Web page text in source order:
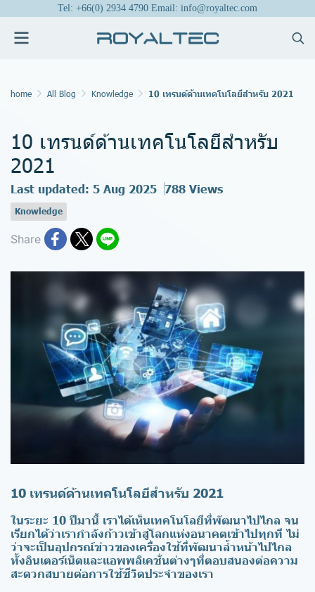
Tel: +66(0) 2934 4790 Email: info@royaltec.com
home All Blog Knowledge 10 เทรนด์ด้านเทคโนโลยีสำหรับ 2021
10 เทรนด์ด้านเทคโนโลยีสำหรับ
2021
Last updated: 5 Aug 2025 788 Views
Knowledge
Share
10 เทรนด์ด้านเทคโนโลยีสำหรับ 2021
ในระยะ 10 ปีมานี้ เราได้เห็นเทคโนโลยีที่พัฒนาไปไกล จน
เรียกได้ว่าเรากำลังก้าวเข้าสู่โลกแห่งอนาคตเข้าไปทุกที ไม่
ว่าจะเป็นอุปกรณ์ข่าวของเครื่องใช้ที่พัฒนาล้ำหน้าไปไกล
ทั้งอินเตอร์เน็ตและแอพพลิเคชั่นต่างๆที่ตอบสนองต่อความ
สะดวกสบายต่อการใช้ชีวิตประจำของเรา